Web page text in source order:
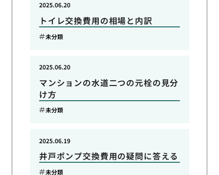
トイレ交換費用の相場と内訳
2025.06.20
未分類
マンションの水道二つの元栓の見分
け方
2025.06.20
未分類
井戸ポンプ交換費用の疑問に答える
2025.06.19
未分類